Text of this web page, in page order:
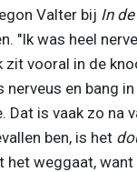
Valter bij In
"Ik was heel
vooral in de
nerveus en bang
Dat is vaak zo na
ben, is het
weggaat, want